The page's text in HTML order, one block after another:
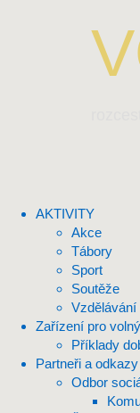
AKTIVITY
Akce
Tábory
Sport
Soutěže
Vzdělávání
Zařízení pro
Příklady
Partneři a odkazy
Odbor